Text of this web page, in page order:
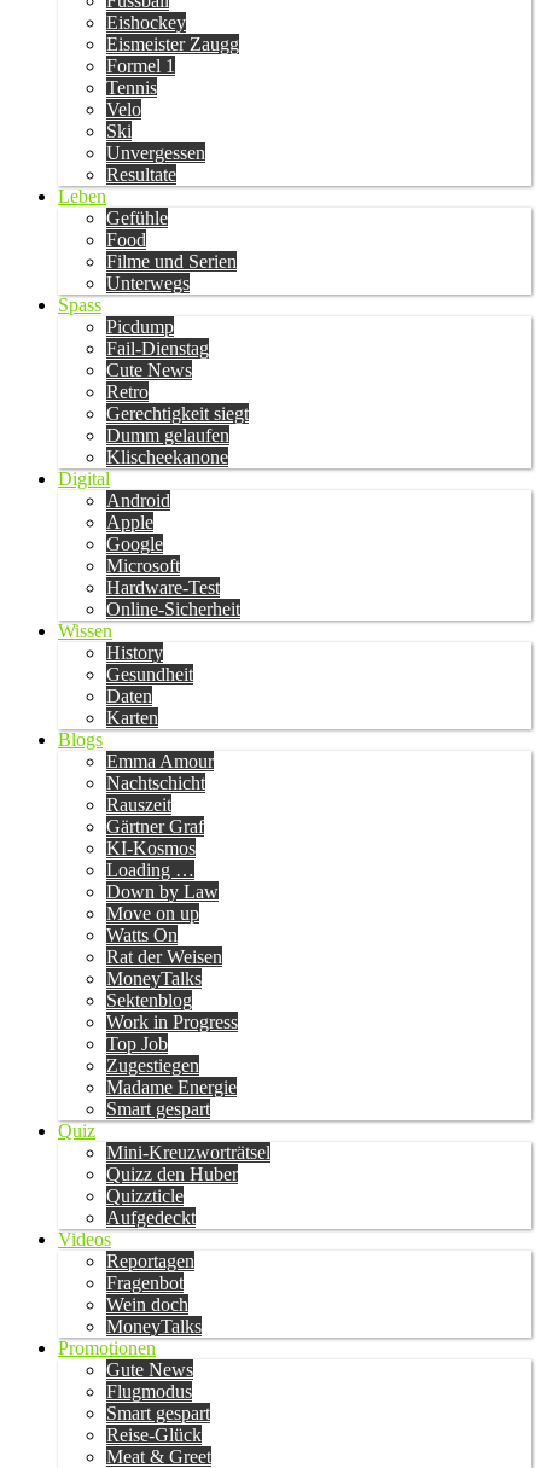
Eishockey
Eismeister Zaugg
Formel 1
Tennis
Velo
Ski
Unvergessen
Resultate
Leben
Gefühle
Food
Filme und Serien
Unterwegs
Spass
Picdump
Fail-Dienstag
Cute News
Retro
Gerechtigkeit siegt
Dumm gelaufen
Klischeekanone
Digital
Android
Apple
Google
Microsoft
Hardware-Test
Online-Sicherheit
Wissen
History
Gesundheit
Daten
Karten
Blogs
Emma Amour
Nachtschicht
Rauszeit
Gärtner Graf
KI-Kosmos
Loading …
Down by Law
Move on up
Watts On
Rat der Weisen
MoneyTalks
Sektenblog
Work in Progress
Top Job
Zugestiegen
Madame Energie
Smart gespart
Quiz
Mini-Kreuzworträtsel
Quizz den Huber
Quizzticle
Aufgedeckt
Videos
Reportagen
Fragenbot
Wein doch
MoneyTalks
Promotionen
Gute News
Flugmodus
Smart gespart
Reise-Glück
Meat & Greet